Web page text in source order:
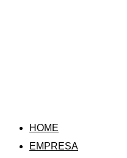
HOME
EMPRESA